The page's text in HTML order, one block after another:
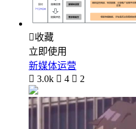
收藏
立即使用
新媒体运营
 3.0k  4  2